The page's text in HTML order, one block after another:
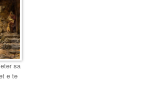
sa
e te